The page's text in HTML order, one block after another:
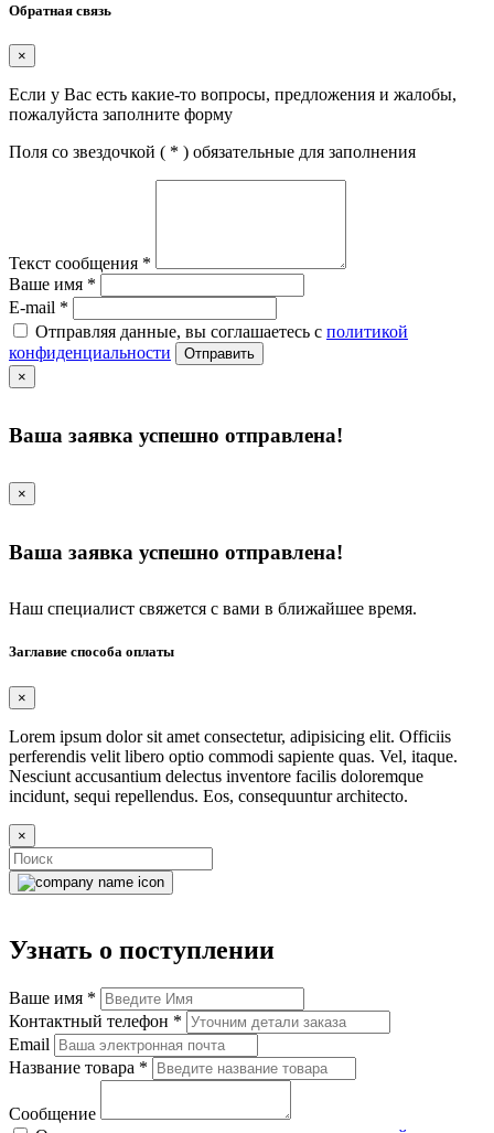
Обратная связь
×
Если у Вас есть какие-то вопросы, предложения и жалобы,
пожалуйста заполните форму
Поля со звездочкой ( * ) обязательные для заполнения
Текст сообщения *
Ваше имя *
E-mail *
Отправляя данные, вы соглашаетесь с политикой
конфиденциальности
Отправить
×
Ваша заявка успешно отправлена!
×
Ваша заявка успешно отправлена!
Наш специалист свяжется с вами в ближайшее время.
Заглавие способа оплаты
×
Lorem ipsum dolor sit amet consectetur, adipisicing elit. Officiis
perferendis velit libero optio commodi sapiente quas. Vel, itaque.
Nesciunt accusantium delectus inventore facilis doloremque
incidunt, sequi repellendus. Eos, consequuntur architecto.
×
Узнать о поступлении
Ваше имя *
Контактный телефон *
Email
Название товара *
Сообщение